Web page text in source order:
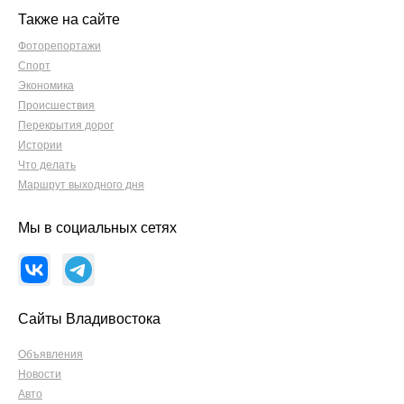
Также на сайте
Фоторепортажи
Спорт
Экономика
Происшествия
Перекрытия дорог
Истории
Что делать
Маршрут выходного дня
Мы в социальных сетях
Сайты Владивостока
Объявления
Новости
Авто